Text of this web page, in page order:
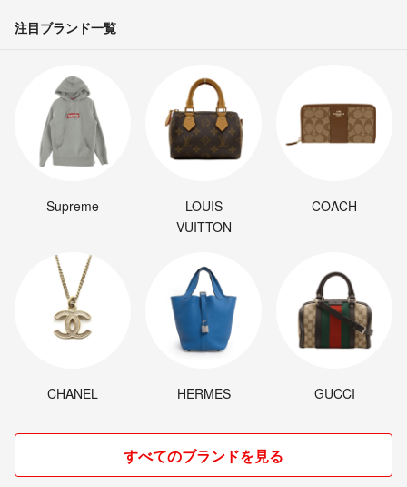
注目ブランド一覧
Supreme
LOUIS
VUITTON
COACH
CHANEL HERMES GUCCI
すべてのブランドを見る